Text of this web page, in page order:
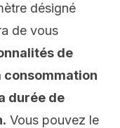
désigné
de vous
de
consommation
durée de
Vous pouvez le